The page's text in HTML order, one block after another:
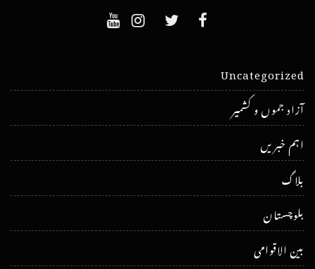
Uncategorized
آزاد جموں و کشمیر
اہم خبریں
بلاگ
بلوچستان
بین الاقوامی